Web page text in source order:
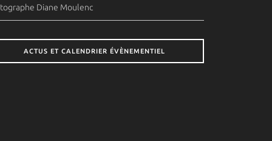
Diane Moulenc
ACTUS ET CALENDRIER ÉVÈNEMENTIEL